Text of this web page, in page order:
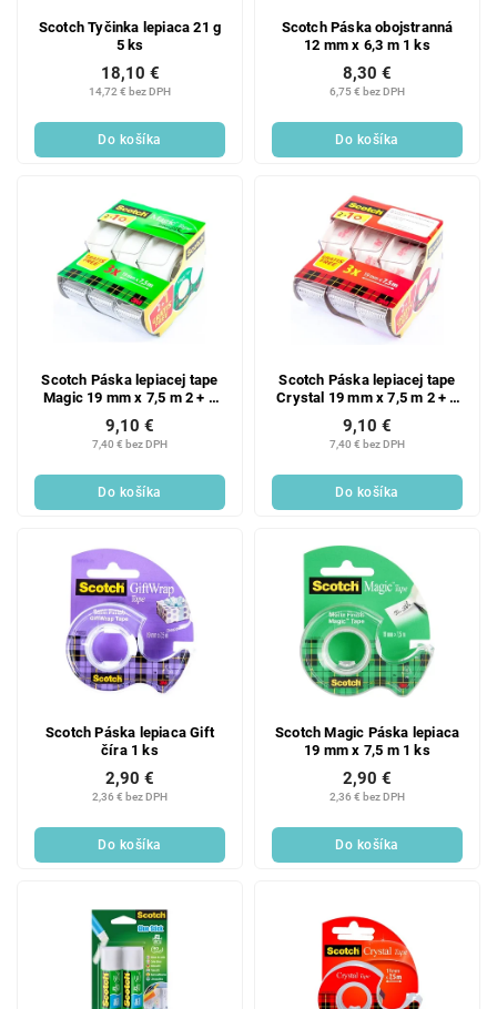
Scotch Tyčinka lepiaca 21 g
5 ks
14,72 € bez DPH
18,10 €
Do košíka
Scotch Páska obojstranná
12 mm x 6,3 m 1 ks
6,75 € bez DPH
8,30 €
Do košíka
Scotch Páska lepiacej tape
Magic 19 mm x 7,5 m 2 + 1
ks
7,40 € bez DPH
9,10 €
Do košíka
Scotch Páska lepiacej tape
Crystal 19 mm x 7,5 m 2 + 1
ks
7,40 € bez DPH
9,10 €
Do košíka
Scotch Páska lepiaca Gift
číra 1 ks
2,36 € bez DPH
2,90 €
Do košíka
Scotch Magic Páska lepiaca
19 mm x 7,5 m 1 ks
2,36 € bez DPH
2,90 €
Do košíka